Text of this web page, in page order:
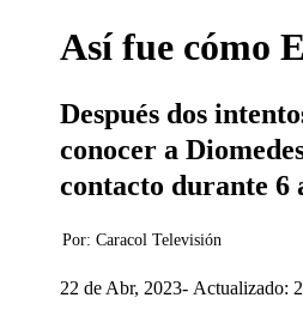
Así fue cómo
Después dos
conocer a
contacto durante 6
Por: Caracol Televisión
22 de Abr, 2023 Actualizado: